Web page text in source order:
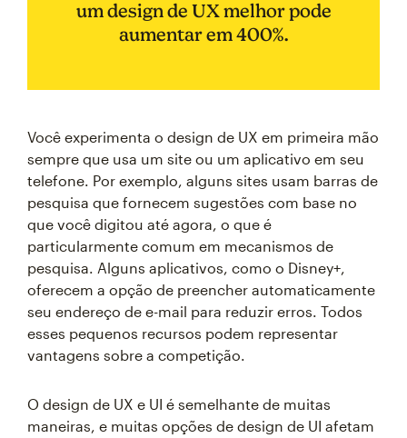
um design de UX melhor pode
aumentar em 400%.
Você experimenta o design de UX em primeira mão
sempre que usa um site ou um aplicativo em seu
telefone. Por exemplo, alguns sites usam barras de
pesquisa que fornecem sugestões com base no
que você digitou até agora, o que é
particularmente comum em mecanismos de
pesquisa. Alguns aplicativos, como o Disney+,
oferecem a opção de preencher automaticamente
seu endereço de e-mail para reduzir erros. Todos
esses pequenos recursos podem representar
vantagens sobre a competição.
O design de UX e UI é semelhante de muitas
maneiras, e muitas opções de design de UI afetam